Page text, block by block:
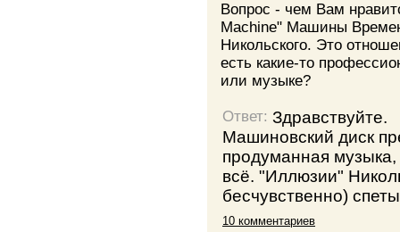
Вопрос - чем Вам
Machine" Машины
Никольского. Это
есть какие-то
или музыке?
Ответ:Здравствуйте.
Машиновский диск
продуманная музыка,
всё. "Иллюзии"
бесчувственно)
10 комментариев